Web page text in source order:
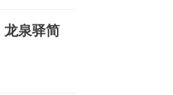
龙泉驿简